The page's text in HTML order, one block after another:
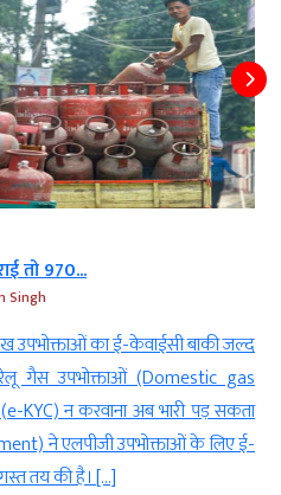
तो 970...
Singh
उपभोक्ताओं का ई-केवाईसी बाकी जल्द
गैस उपभोक्ताओं (Domestic gas
न करवाना अब भारी पड़ सकता
ने एलपीजी उपभोक्ताओं के लिए ई-
तय की है। […]